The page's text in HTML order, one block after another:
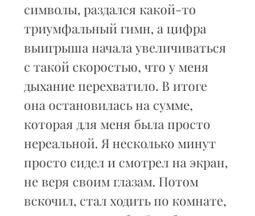
символы, раздался какой-то
триумфальный гимн, а цифра
выигрыша начала увеличиваться
с такой скоростью, что у меня
дыхание перехватило. В итоге
она остановилась на сумме,
которая для меня была просто
нереальной. Я несколько минут
просто сидел и смотрел на экран,
не веря своим глазам. Потом
вскочил, стал ходить по комнате,